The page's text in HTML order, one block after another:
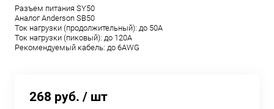
Разъем питания SY50
Аналог Anderson SB50
Ток нагрузки (продолжительный): до 50А
Ток нагрузки (пиковый): до 120А
Рекомендуемый кабель: до 6AWG
268 руб. / шт